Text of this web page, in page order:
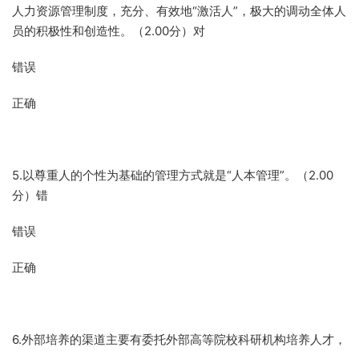
人力资源管理制度，充分、有效地“激活人”，极大的调动全体人
员的积极性和创造性。（2.00分）对
错误
正确
5.以尊重人的个性为基础的管理方式就是“人本管理”。（2.00
分）错
错误
正确
6.外部培养的渠道主要有委托外部高等院校科研机构培养人才，